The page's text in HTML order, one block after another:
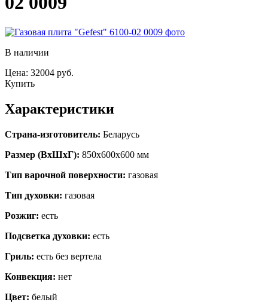
В наличии
Цена: 32004 руб.
Купить
Характеристики
Страна-изготовитель: Беларусь
Размер (ВхШхГ): 850х600х600 мм
Тип варочной поверхности: газовая
Тип духовки: газовая
Розжиг: есть
Подсветка духовки: есть
Гриль: есть без вертела
Конвекция: нет
Цвет: белый